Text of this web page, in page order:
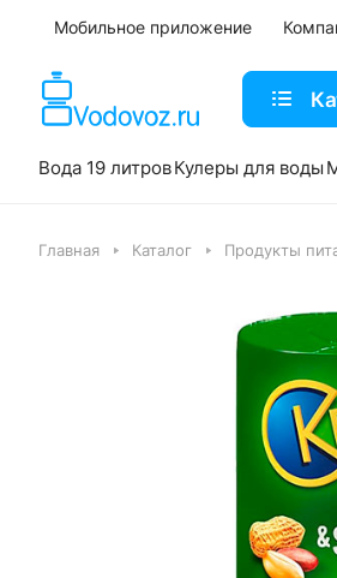
Мобильное приложение
Вода 19 литровКулеры для воды
Главная Каталог Продукты